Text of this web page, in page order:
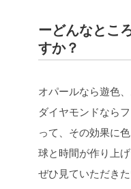
ーどんなとこ
すか？
オパールなら遊色
ダイヤモンドなら
って、その効果に
球と時間が作り上
ぜひ見ていただきた